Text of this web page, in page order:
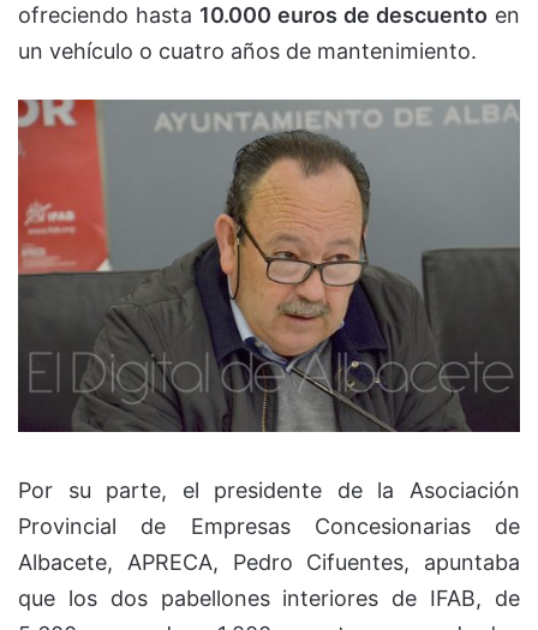
ofreciendo hasta 10.000 euros de descuento en
un vehículo o cuatro años de mantenimiento.
Por su parte, el presidente de la Asociación
Provincial de Empresas Concesionarias de
Albacete, APRECA, Pedro Cifuentes, apuntaba
que los dos pabellones interiores de IFAB, de